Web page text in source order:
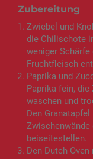
Zubereitung
Zwiebel und
die Chilischote
weniger
Fruchtfleisch
Paprika und
Paprika fein,
waschen und
Den
Zwischenwände
beiseitestellen.
Den Dutch